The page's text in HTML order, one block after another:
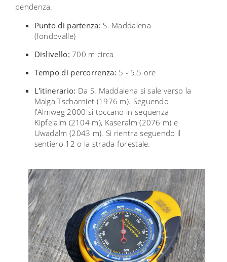
pendenza.
Punto di partenza: S. Maddalena
(fondovalle)
Dislivello: 700 m circa
Tempo di percorrenza: 5 - 5,5 ore
L'itinerario: Da S. Maddalena si sale verso la
Malga Tscharniet (1976 m). Seguendo
l'Almweg 2000 si toccano in sequenza
Kipfelalm (2104 m), Kaseralm (2076 m) e
Uwadalm (2043 m). Si rientra seguendo il
sentiero 12 o la strada forestale.